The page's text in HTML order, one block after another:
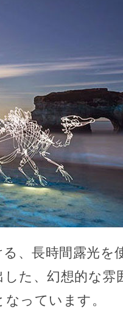
、長時間露光を
た、幻想的な雰
っています。